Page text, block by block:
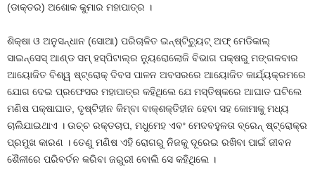
(ଡାକ୍ତର) ଅଶୋକ କୁମାର ମହାପାତ୍ର ।
ଶିକ୍ଷା ଓ ଅନୁସନ୍ଧାନ (ସୋଆ) ପରିଚାଳିତ ଇନ୍‌ଷ୍ଟିଚ୍ୟୁଟ୍ ଅଫ୍ ମେଡିକାଲ୍
ସାଇନ୍‌ସେସ୍ ଆଣ୍ଡ ସମ୍ ହସ୍ପିଟାଲ୍‌ର ନ୍ୟୁରୋଲୋଜି ବିଭାଗ ପକ୍ଷରୁ ମଙ୍ଗଳବାର
ଆୟୋଜିତ ବିଶ୍ୱ ଷ୍ଟ୍ରୋକ୍ ଦିବସ ପାଳନ ଅବସରରେ ଆୟୋଜିତ କାର୍ଯ୍ୟକ୍ରମରେ
ଯୋଗ ଦେଇ ପ୍ରଫେସର ମହାପାତ୍ର କହିଥିଲେ ଯେ ମସ୍ତିଷ୍କରେ ଆଘାତ ଘଟିଲେ
ମଣିଷ ପକ୍ଷାଘାତ, ଦୃଷ୍ଟିହୀନ କିମ୍ବା ବାକ୍‌ଶକ୍ତିହୀନ ହେବା ସହ କୋମାକୁ ମଧ୍ୟ
ଚାଲିଯାଇଥାଏ । ଉଚ୍ଚ ରକ୍ତଚାପ, ମଧୁମେହ ଏବଂ ମେଦବହୁଳତା ବ୍ରେନ୍ ଷ୍ଟ୍ରୋକ୍‌ର
ପ୍ରମୁଖ କାରଣ । ତେଣୁ ମଣିଷ ଏହି ରୋଗରୁ ନିଜକୁ ଦୂରେଇ ରଖିବା ପାଇଁ ଜୀବନ
ଶୈଳୀରେ ପରିବର୍ତନ କରିବା ଜରୁରୀ ବୋଲି ସେ କହିଥିଲେ ।